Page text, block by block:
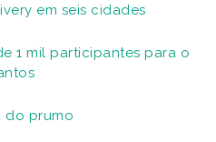
em seis cidades
1 mil participantes para o
do prumo